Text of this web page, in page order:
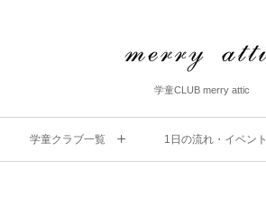
学童CLUB merry attic
学童クラブ一覧 1⽇の流れ・イベント